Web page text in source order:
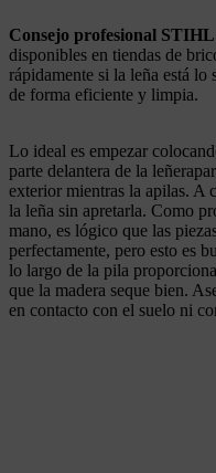
Consejo profesional
disponibles en tiendas de
rápidamente si la leña está lo
de forma eficiente y limpia.
Lo ideal es empezar
parte delantera de la
exterior mientras la apilas. A
la leña sin apretarla. Como
mano, es lógico que las
perfectamente, pero esto es
lo largo de la pila
que la madera seque bien.
en contacto con el suelo ni